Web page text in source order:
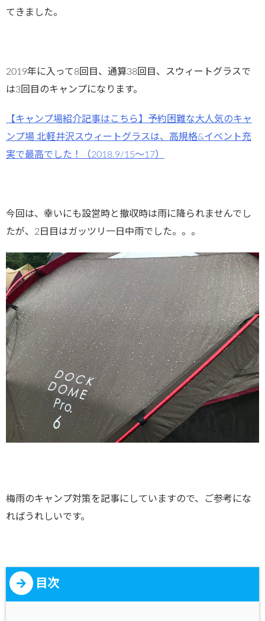
てきました。
2019年に入って8回目、通算38回目、スウィートグラスで
は3回目のキャンプになります。
【キャンプ場紹介記事はこちら】予約困難な大人気のキャ
ンプ場 北軽井沢スウィートグラスは、高規格&イベント充
実で最高でした！（2018.9/15〜17）
今回は、幸いにも設営時と撤収時は雨に降られませんでし
たが、2日目はガッツリ一日中雨でした。。。
梅雨のキャンプ対策を記事にしていますので、ご参考にな
ればうれしいです。
目次